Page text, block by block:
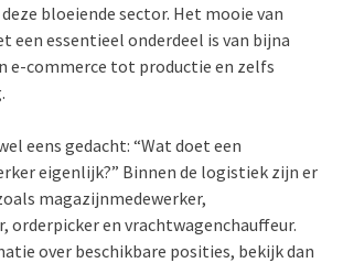
bloeiende sector. Het mooie van
een essentieel onderdeel is van bijna
e-commerce tot productie en zelfs
eens gedacht: “Wat doet een
eigenlijk?” Binnen de logistiek zijn er
magazijnmedewerker,
orderpicker en vrachtwagenchauffeur.
over beschikbare posities, bekijk dan